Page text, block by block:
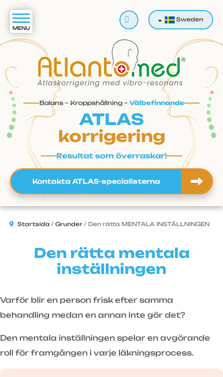
Balans – Kroppshållning – Välbefinnande
ATLAS
korrigering
Resultat som överraskar!
Kontakta ATLAS-specialisterna
Sök Sweden
Startsida Grunder Den rätta MENTALA INSTÄLLNINGEN
Den rätta mentala
inställningen
Varför blir en person frisk efter samma
behandling medan en annan inte gör det?
Den mentala inställningen spelar en avgörande
roll för framgången i varje läkningsprocess.